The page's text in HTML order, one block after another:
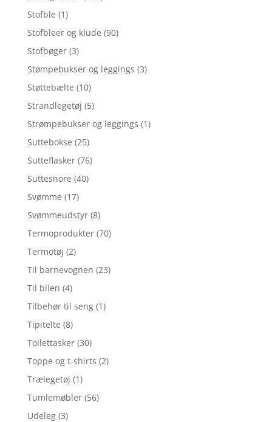
Stofble (1)
Stofbleer og klude (90)
Stofbøger (3)
Stømpebukser og leggings (3)
Støttebælte (10)
Strandlegetøj (5)
Strømpebukser og leggings (1)
Suttebokse (25)
Sutteflasker (76)
Suttesnore (40)
Svømme (17)
Svømmeudstyr (8)
Termoprodukter (70)
Termotøj (2)
Til barnevognen (23)
Til bilen (4)
Tilbehør til seng (1)
Tipitelte (8)
Toilettasker (30)
Toppe og t-shirts (2)
Trælegetøj (1)
Tumlemøbler (56)
Udeleg (3)